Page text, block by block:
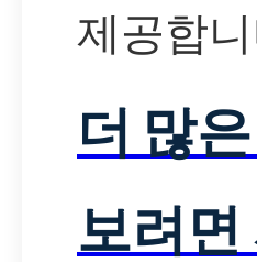
제공합
더 많
보려